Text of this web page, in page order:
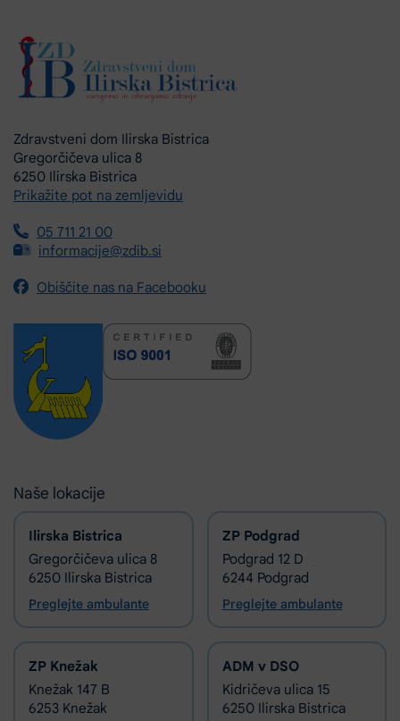
Zdravstveni dom Ilirska Bistrica
Gregorčičeva ulica 8
6250 Ilirska Bistrica
Prikažite pot na zemljevidu
05 711 21 00
informacije@zdib.si
Obiščite nas na Facebooku
Naše lokacije
Ilirska Bistrica
Gregorčičeva ulica 8
6250 Ilirska Bistrica
Preglejte ambulante
ZP Podgrad
Podgrad 12 D
6244 Podgrad
Preglejte ambulante
ZP Knežak
Knežak 147 B
6253 Knežak
ADM v DSO
Kidričeva ulica 15
6250 Ilirska Bistrica